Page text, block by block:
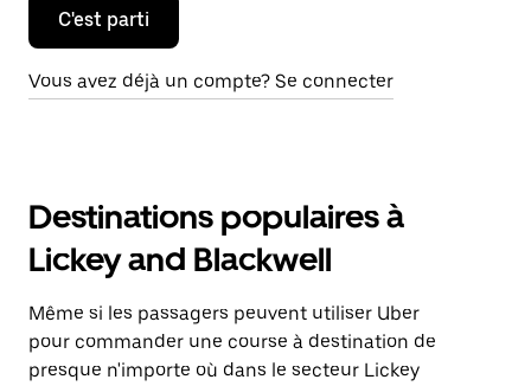
C'est parti
Vous avez déjà un compte? Se connecter
Destinations populaires à
Lickey and Blackwell
Même si les passagers peuvent utiliser Uber
pour commander une course à destination de
presque n'importe où dans le secteur Lickey